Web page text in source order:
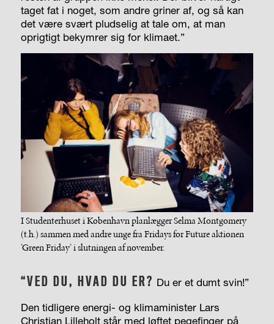
taget fat i noget, som andre griner af, og så kan
det være svært pludselig at tale om, at man
oprigtigt bekymrer sig for klimaet.”
I Studenterhuset i København planlægger Selma Montgomery
(t.h.) sammen med andre unge fra Fridays for Future aktionen
’Green Friday’ i slutningen af november.
“VED DU, HVAD DU ER? Du er et dumt svin!”
Den tidligere energi- og klimaminister Lars
Christian Lilleholt står med løftet pegefinger på